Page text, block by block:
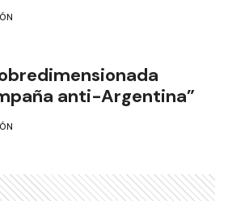
anti-Argentina”